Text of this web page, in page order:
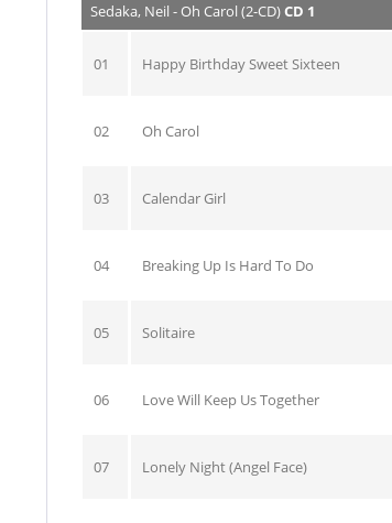
Sedaka, Neil - Oh Carol (2-CD)CD 1
01 Happy Birthday Sweet Sixteen
02 Oh Carol
03 Calendar Girl
04 Breaking Up Is Hard To Do
05 Solitaire
06 Love Will Keep Us Together
07 Lonely Night (Angel Face)